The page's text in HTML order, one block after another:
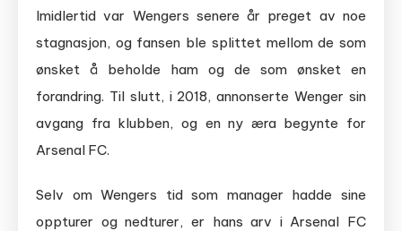
Imidlertid var Wengers senere år preget av noe
stagnasjon, og fansen ble splittet mellom de som
ønsket å beholde ham og de som ønsket en
forandring. Til slutt, i 2018, annonserte Wenger sin
avgang fra klubben, og en ny æra begynte for
Arsenal FC.
Selv om Wengers tid som manager hadde sine
oppturer og nedturer, er hans arv i Arsenal FC